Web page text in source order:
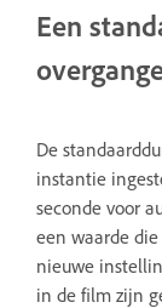
Een
De
instantie
seconde voor
een waarde
nieuwe
in de film zijn